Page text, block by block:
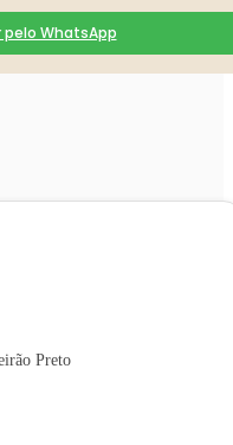
pelo WhatsApp
Preto